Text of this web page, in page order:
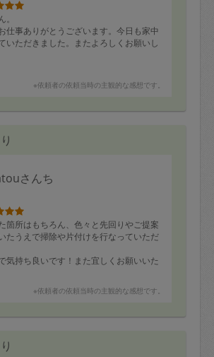
仕事ありがとうございます。今日も家中
いただきました。またよろしくお願いし
※依頼者の依頼当時の主観的な感想です。
さんち
箇所はもちろん、色々と先回りやご提案
たうえで掃除や片付けを行なっていただ
気持ち良いです！また宜しくお願いいた
※依頼者の依頼当時の主観的な感想です。